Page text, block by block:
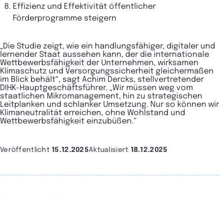
Effizienz und Effektivität öffentlicher
Förderprogramme steigern
„Die Studie zeigt, wie ein handlungsfähiger, digitaler und
lernender Staat aussehen kann, der die internationale
Wettbewerbsfähigkeit der Unternehmen, wirksamen
Klimaschutz und Versorgungssicherheit gleichermaßen
im Blick behält“, sagt Achim Dercks, stellvertretender
DIHK-Hauptgeschäftsführer. „Wir müssen weg vom
staatlichen Mikromanagement, hin zu strategischen
Leitplanken und schlanker Umsetzung. Nur so können wir
Klimaneutralität erreichen, ohne Wohlstand und
Wettbewerbsfähigkeit einzubüßen.“
Veröffentlicht15.12.2025Aktualisiert 18.12.2025